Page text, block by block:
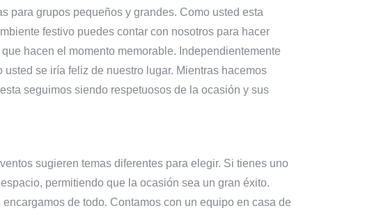
para grupos pequeños y grandes. Como usted esta
festivo puedes contar con nosotros para hacer
hacen el momento memorable. Independientemente
usted se iría feliz de nuestro lugar. Mientras hacemos
seguimos siendo respetuosos de la ocasión y sus
sugieren temas diferentes para elegir. Si tienes uno
permitiendo que la ocasión sea un gran éxito.
de todo. Contamos con un equipo en casa de